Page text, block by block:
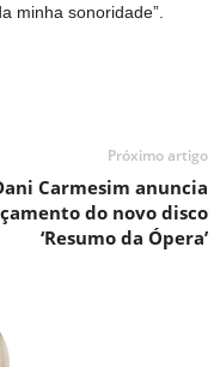
minha sonoridade”.
Próximo artigo
Carmesim anuncia
do novo disco
‘Resumo da Ópera’